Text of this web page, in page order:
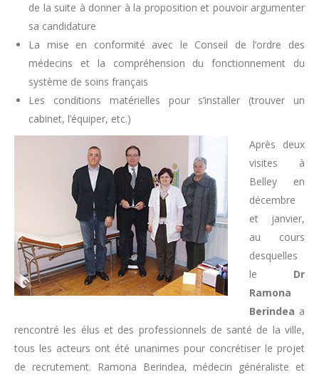
de la suite à donner à la proposition et pouvoir argumenter
sa candidature
La mise en conformité avec le Conseil de l’ordre des
médecins et la compréhension du fonctionnement du
système de soins français
Les conditions matérielles pour s’installer (trouver un
cabinet, l’équiper, etc.)
Après deux
visites à
Belley en
décembre
et janvier,
au cours
desquelles
le Dr
Ramona
Berindea a
rencontré les élus et des professionnels de santé de la ville,
tous les acteurs ont été unanimes pour concrétiser le projet
de recrutement. Ramona Berindea, médecin généraliste et